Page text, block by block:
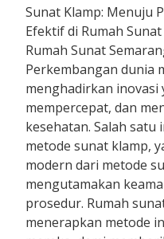
Sunat Klamp: Menuju
Efektif di Rumah
Rumah Sunat
Perkembangan dunia
menghadirkan inovasi
mempercepat, dan
kesehatan. Salah satu
metode sunat klamp,
modern dari metode
mengutamakan
prosedur. Rumah
menerapkan metode